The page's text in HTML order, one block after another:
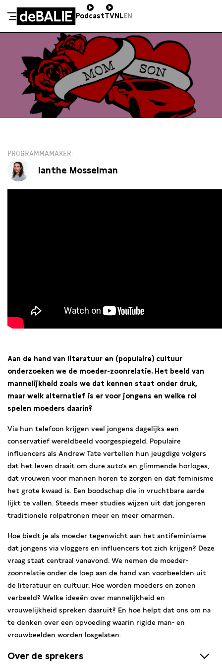
Meteen naar de content
De Balie
PodcastTVNLEN
PROGRAMMAMAKER
Ianthe Mosselman
Aan de hand van literatuur en (populaire) cultuur
onderzoeken we de moeder-zoonrelatie. Het beeld van
mannelijkheid zoals we dat kennen staat onder druk,
maar welk alternatief is er voor jongens en welke rol
spelen moeders daarin?
Via hun telefoon krijgen veel jongens dagelijks een
conservatief wereldbeeld voorgespiegeld. Populaire
influencers als Andrew Tate vertellen hun jeugdige volgers
dat het leven draait om dure auto’s en glimmende horloges,
dat vrouwen voor mannen horen te zorgen en dat feminisme
het grote kwaad is. Een boodschap die in vruchtbare aarde
lijkt te vallen. Steeds meer studies wijzen uit dat jongeren
traditionele rolpatronen meer en meer omarmen.
Hoe biedt je als moeder tegenwicht aan het antifeminisme
dat jongens via vloggers en influencers tot zich krijgen? Deze
vraag staat centraal vanavond. We nemen de moeder-
zoonrelatie onder de loep aan de hand van voorbeelden uit
de literatuur en cultuur. Hoe worden moeders en zonen
verbeeld? Welke ideeën over mannelijkheid en
vrouwelijkheid spreken daaruit? En hoe helpt dat ons om na
te denken over een opvoeding waarin rigide man- en
vrouwbeelden worden losgelaten.
Over de sprekers